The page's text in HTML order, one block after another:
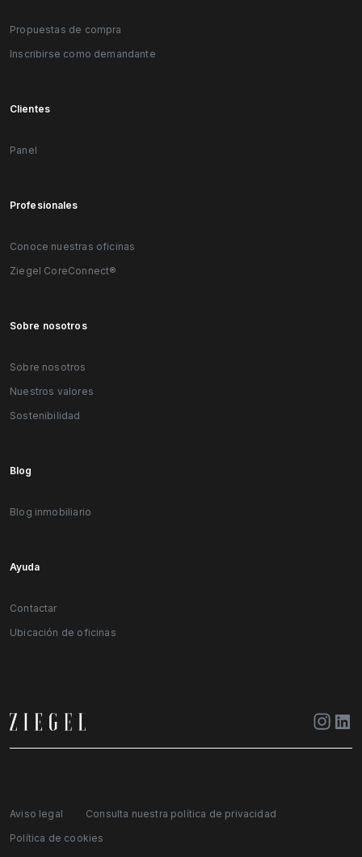
Propuestas de compra
Inscribirse como demandante
Clientes
Panel
Profesionales
Conoce nuestras oficinas
Ziegel CoreConnect®
Sobre nosotros
Sobre nosotros
Nuestros valores
Sostenibilidad
Blog
Blog inmobiliario
Ayuda
Contactar
Ubicación de oficinas
Aviso legal
Consulta nuestra política de privacidad
Política de cookies